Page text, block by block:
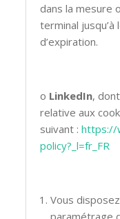
dans la mesure
terminal
d’expiration.
o LinkedIn,
relative aux
suivant :https://
policy?_l=fr_FR
Vous